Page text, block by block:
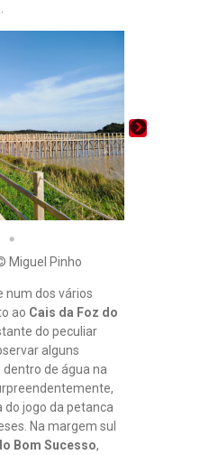
Miguel Pinho
num dos vários
ao Cais da Foz do
do peculiar
alguns
de água na
jogo da petanca
Na margem sul
Bom Sucesso,